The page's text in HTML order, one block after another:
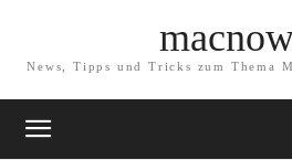
News, Tipps und Tricks zum Thema